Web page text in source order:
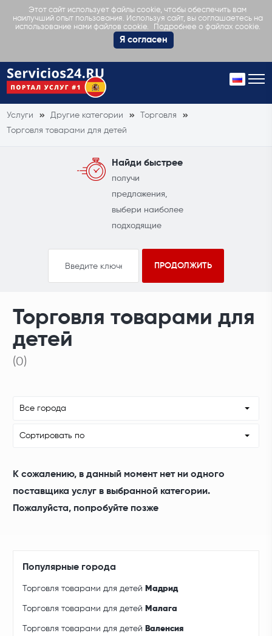
Этот сайт использует файлы cookie, чтобы обеспечить вам
наилучший опыт пользования. Используя сайт, вы соглашаетесь на
использование нами файлов cookie.
Подробнее о файлах cookie.
Я согласен
Услуги Другие категории
Торговля
Торговля товарами для детей
Найди быстрее
получи
предложения,
выбери наиболее
подходящие
Торговля товарами для
детей
(0)
Все города
Сортировать по
К сожалению, в данный момент нет ни одного
поставщика услуг в выбранной категории.
Пожалуйста, попробуйте позже
Популярные города
Торговля товарами для детей Мадрид
Торговля товарами для детей Малага
Торговля товарами для детей Валенсия